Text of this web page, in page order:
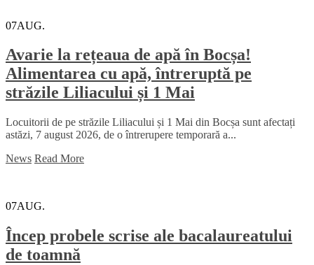
07AUG.
Avarie la rețeaua de apă în Bocșa!
Alimentarea cu apă, întreruptă pe
străzile Liliacului și 1 Mai
Locuitorii de pe străzile Liliacului și 1 Mai din Bocșa sunt afectați
astăzi, 7 august 2026, de o întrerupere temporară a...
News Read More
07AUG.
Încep probele scrise ale bacalaureatului
de toamnă